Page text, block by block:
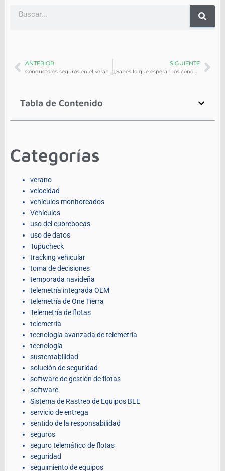
ANTERIOR SIGUIENTE
Tabla de Contenido
Categorías
verano
velocidad
vehículos monitoreados
Vehículos
uso del cubrebocas
uso de datos
Tupucheck
tracking vehicular
toma de decisiones
temporada navideña
telemetría integrada OEM
telemetría de One Tierra
Telemetría de flotas
telemetría
tecnología avanzada de telemetría
tecnología
sustentabilidad
solución de seguridad
software de gestión de flotas
software
Sistema de Rastreo de Equipos BLE
servicio de entrega
sentido de la responsabilidad
seguros
seguro telemático de flotas
seguridad
seguimiento de equipos